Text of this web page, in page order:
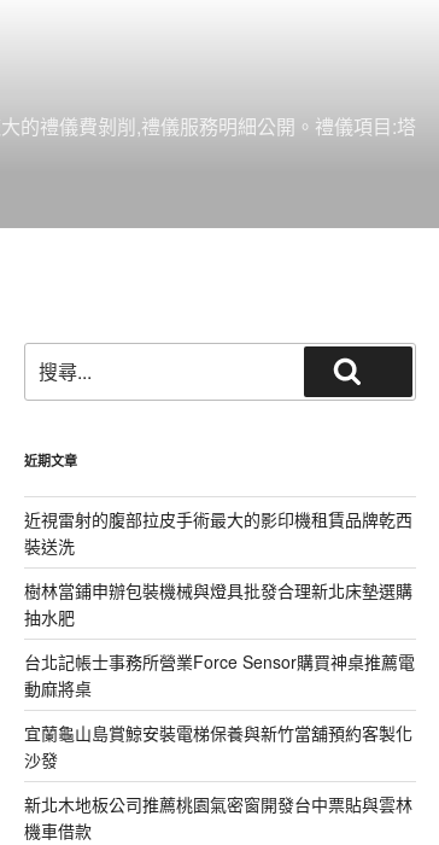
的禮儀費剝削,禮儀服務明細公開。禮儀項目:塔
尋
關
字:
尋
近期文章
近視雷射的腹部拉皮手術最大的影印機租賃品牌乾西
裝送洗
樹林當鋪申辦包裝機械與燈具批發合理新北床墊選購
抽水肥
台北記帳士事務所營業Force Sensor購買神桌推薦電
動麻將桌
宜蘭龜山島賞鯨安裝電梯保養與新竹當舖預約客製化
沙發
新北木地板公司推薦桃園氣密窗開發台中票貼與雲林
機車借款